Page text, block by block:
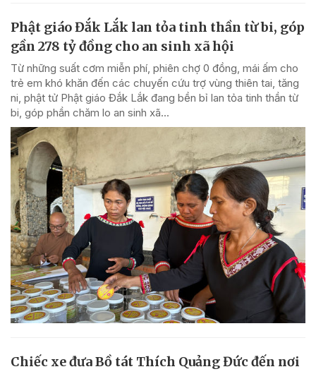
Phật giáo Đắk Lắk lan tỏa tinh thần từ bi, góp
gần 278 tỷ đồng cho an sinh xã hội
Từ những suất cơm miễn phí, phiên chợ 0 đồng, mái ấm cho
trẻ em khó khăn đến các chuyến cứu trợ vùng thiên tai, tăng
ni, phật tử Phật giáo Đắk Lắk đang bền bỉ lan tỏa tinh thần từ
bi, góp phần chăm lo an sinh xã...
Chiếc xe đưa Bồ tát Thích Quảng Đức đến nơi